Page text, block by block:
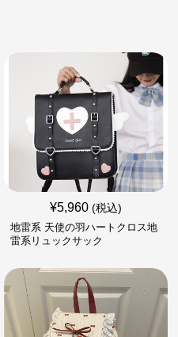
¥5,960 (税込)
地雷系 天使の羽ハートクロス地
雷系リュックサック